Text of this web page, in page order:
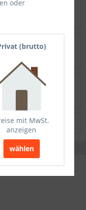
&...
oder
(brutto)
mit MwSt.
anzeigen
wählen